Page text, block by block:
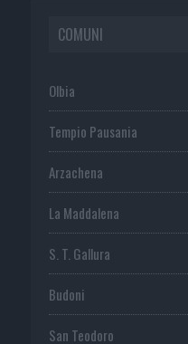
COMUNI
Olbia
Tempio Pausania
Arzachena
La Maddalena
S. T. Gallura
Budoni
San Teodoro